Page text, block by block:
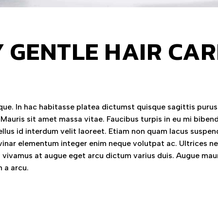
GENTLE HAIR
In hac habitasse platea dictumst quisque sagittis
sit amet massa vitae. Faucibus turpis in eu mi
id interdum velit laoreet. Etiam non quam lacus
elementum integer enim neque volutpat ac. Ultrices
at augue eget arcu dictum varius duis. Augue
a arcu.